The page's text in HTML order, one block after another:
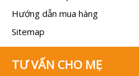
Hướng dẫn mua hàng
Sitemap
TƯ VẤN CHO MẸ